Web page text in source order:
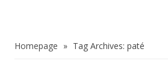
Homepage » Tag Archives: paté